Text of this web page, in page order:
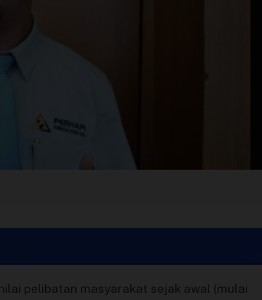
pelibatan masyarakat sejak awal (mulai